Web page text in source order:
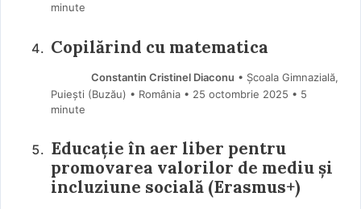
minute
Copilărind cu matematica
Constantin Cristinel Diaconu • Școala Gimnazială,
Puiești (Buzău) • România
25 octombrie 2025 • 5
minute
Educație în aer liber pentru
promovarea valorilor de mediu și
incluziune socială (Erasmus+)